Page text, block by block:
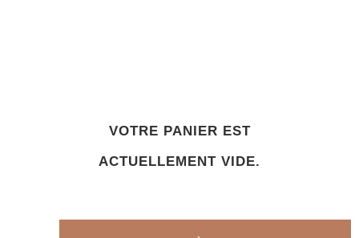
VOTRE PANIER EST
ACTUELLEMENT VIDE.